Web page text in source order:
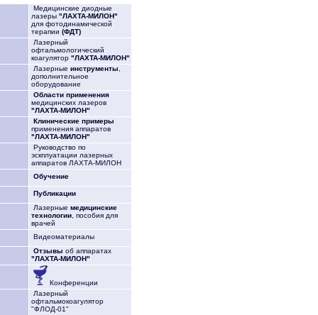
Медицинские диодные
лазеры "ЛАХТА-МИЛОН"
для фотодинамической
терапии (ФДТ)
Лазерный
офтальмологический
коагулятор "ЛАХТА-МИЛОН"
Лазерные инструменты
дополнительное
оборудование
Области применения
медицинских лазеров
"ЛАХТА-МИЛОН"
Клинические примеры
применения аппаратов
"ЛАХТА-МИЛОН"
Руководство по
эскплуатации лазерных
аппаратов ЛАХТА-МИЛОН
Обучение
Публикации
Лазерные медицинские
технологии , пособия для
врачей
Видеоматериалы
Отзывы об аппаратах
"ЛАХТА-МИЛОН"
Конференции
Лазерный
офтальмокоагулятор
"ФЛОД-01"